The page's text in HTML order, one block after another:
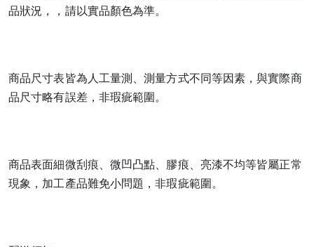
品狀況，，請以實品顏色為準。
商品尺寸表皆為人工量測、測量方式不同等因素，與實際商
品尺寸略有誤差，非瑕疵範圍。
商品表面細微刮痕、微凹凸點、膠痕、亮漆不均等皆屬正常
現象，加工產品難免小問題，非瑕疵範圍。